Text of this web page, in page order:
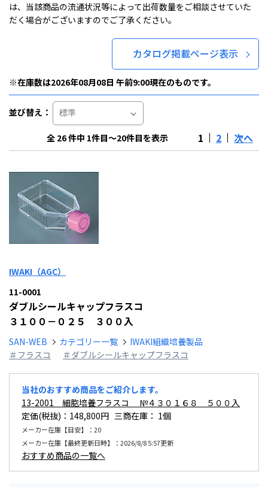
は、当該商品の流通状況等によって出荷数量をご相談させていた
だく場合がございますのでご了承ください。
カタログ掲載ページ表示
※在庫数は2026年08月08日 午前9:00現在のものです。
並び替え：
全 26 件中 1件目～20件目を表示 1 2 次へ
IWAKI（AGC）
11-0001
ダブルシールキャップフラスコ
３１００－０２５ ３００入
SAN-WEB カテゴリー一覧
IWAKI組織培養製品
＃フラスコ
＃ダブルシールキャップフラスコ
当社のおすすめ商品をご紹介します。
13-2001 細胞培養フラスコ №４３０１６８ ５００入
定価(税抜)：148,800円 三商在庫： 1個
メーカー在庫【目安】：20
メーカー在庫【最終更新日時】：2026/8/8 5:57更新
おすすめ商品の一覧へ